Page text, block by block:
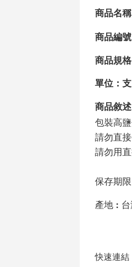
商品名稱
商品編
商品規格
單位：支
商品敘述
包裝高
請勿直
請勿用
保存期
產地 :
快速連結